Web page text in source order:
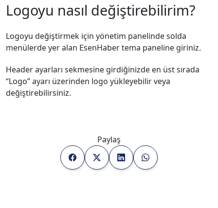
Logoyu nasıl değiştirebilirim?
Logoyu değiştirmek için yönetim panelinde solda
menülerde yer alan EsenHaber tema paneline giriniz.
Header ayarları sekmesine girdiğinizde en üst sırada
“Logo” ayarı üzerinden logo yükleyebilir veya
değiştirebilirsiniz.
Paylaş